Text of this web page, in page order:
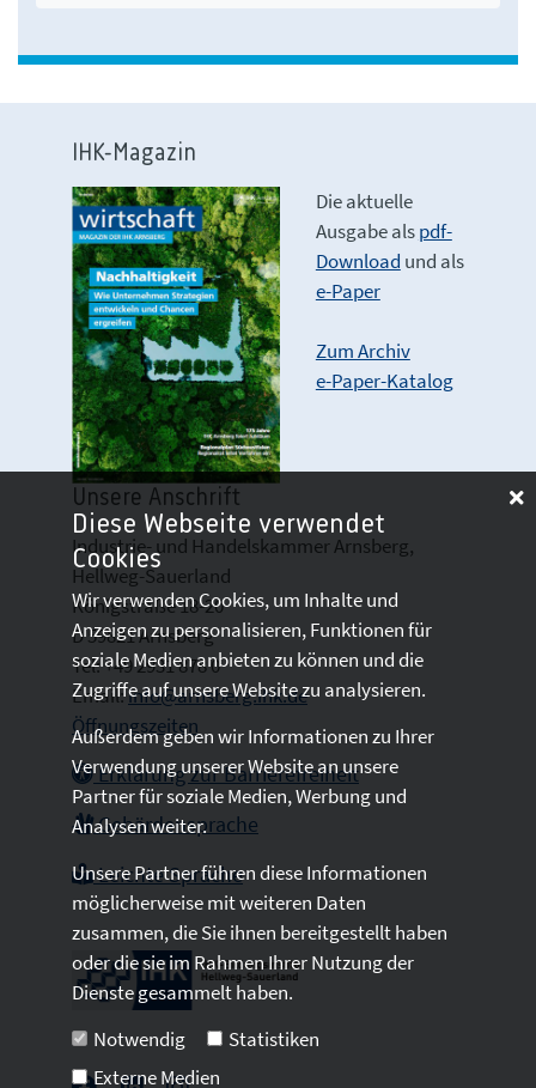
IHK-Magazin
Die aktuelle
Ausgabe alspdf-
Download und als
e-Paper
Zum Archiv
e-Paper-Katalog
Unsere Anschrift
Industrie- und Handelskammer Arnsberg,
Hellweg-Sauerland
Königstraße 18-20
D 59821 Arnsberg
Tel: +49 2931 878 0
Email:info@arnsberg.ihk.de
Öffnungszeiten
Erklärung zur Barrierefreiheit
Gebärdensprache
Leichte Sprache
Diese Webseite verwendet
Cookies
Wir verwenden Cookies, um Inhalte und
Anzeigen zu personalisieren, Funktionen für
soziale Medien anbieten zu können und die
Zugriffe auf unsere Website zu analysieren.
Außerdem geben wir Informationen zu Ihrer
Verwendung unserer Website an unsere
Partner für soziale Medien, Werbung und
Analysen weiter.
Unsere Partner führen diese Informationen
möglicherweise mit weiteren Daten
zusammen, die Sie ihnen bereitgestellt haben
oder die sie im Rahmen Ihrer Nutzung der
Dienste gesammelt haben.
Notwendig
Statistiken
Externe Medien